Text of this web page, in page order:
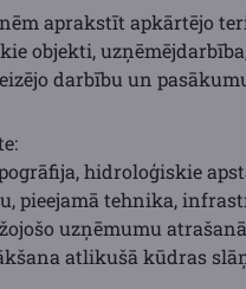
aprakstīt apkārtējo
objekti,
darbību un
hidroloģiskie
pieejamā tehnika,
uzņēmumu
atlikušā kūdras